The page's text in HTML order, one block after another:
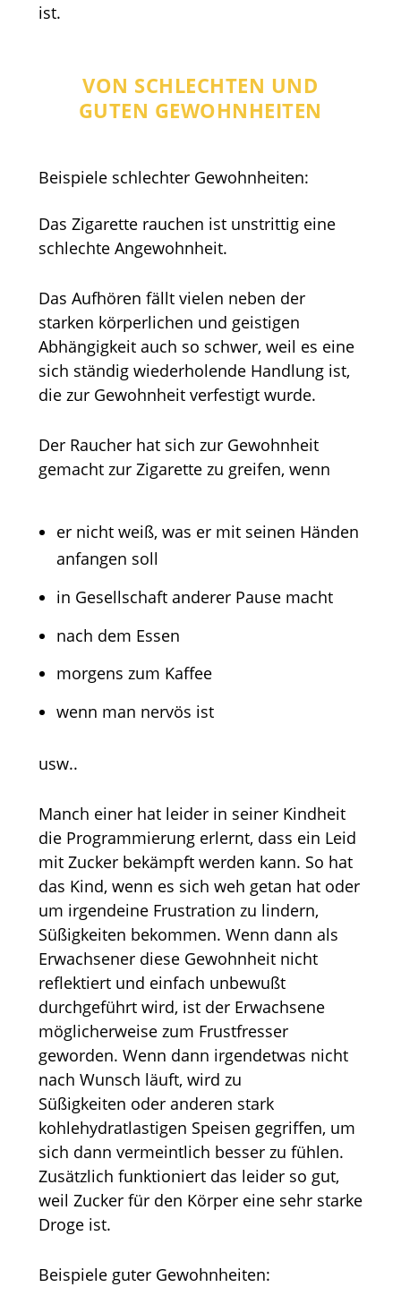
ist.
VON SCHLECHTEN UND
GUTEN GEWOHNHEITEN
Beispiele schlechter Gewohnheiten:
Das Zigarette rauchen ist unstrittig eine
schlechte Angewohnheit.
Das Aufhören fällt vielen neben der
starken körperlichen und geistigen
Abhängigkeit auch so schwer, weil es eine
sich ständig wiederholende Handlung ist,
die zur Gewohnheit verfestigt wurde.
Der Raucher hat sich zur Gewohnheit
gemacht zur Zigarette zu greifen, wenn
er nicht weiß, was er mit seinen Händen
anfangen soll
in Gesellschaft anderer Pause macht
nach dem Essen
morgens zum Kaffee
wenn man nervös ist
usw..
Manch einer hat leider in seiner Kindheit
die Programmierung erlernt, dass ein Leid
mit Zucker bekämpft werden kann. So hat
das Kind, wenn es sich weh getan hat oder
um irgendeine Frustration zu lindern,
Süßigkeiten bekommen. Wenn dann als
Erwachsener diese Gewohnheit nicht
reflektiert und einfach unbewußt
durchgeführt wird, ist der Erwachsene
möglicherweise zum Frustfresser
geworden. Wenn dann irgendetwas nicht
nach Wunsch läuft, wird zu
Süßigkeiten oder anderen stark
kohlehydratlastigen Speisen gegriffen, um
sich dann vermeintlich besser zu fühlen.
Zusätzlich funktioniert das leider so gut,
weil Zucker für den Körper eine sehr starke
Droge ist.
Beispiele guter Gewohnheiten: